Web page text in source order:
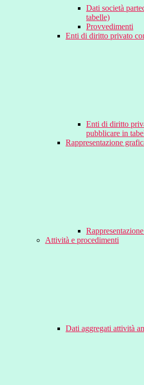
Dati società
tabelle)
Provvedimenti
Enti di diritto privato
Enti di diritto
pubblicare in
Rappresentazione
Attività e procedimenti
Dati aggregati attività